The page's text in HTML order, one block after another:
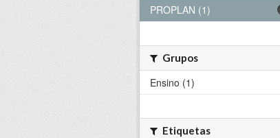
PROPLAN (1)
Grupos
Ensino (1)
Etiquetas